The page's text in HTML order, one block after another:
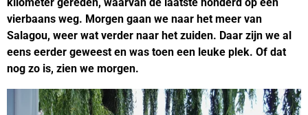
kilometer gereden, waarvan de laatste honderd op een
vierbaans weg. Morgen gaan we naar het meer van
Salagou, weer wat verder naar het zuiden. Daar zijn we al
eens eerder geweest en was toen een leuke plek. Of dat
nog zo is, zien we morgen.